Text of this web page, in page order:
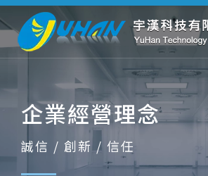
企業經營理念
誠信 / 創新 / 信任